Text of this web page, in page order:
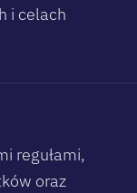
i celach
regułami,
oraz